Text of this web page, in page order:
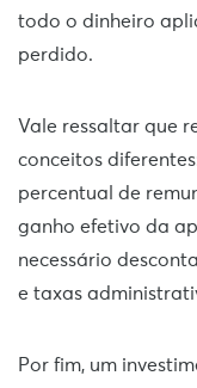
todo o dinheiro
perdido.
Vale ressaltar que
conceitos
percentual de
ganho efetivo da
necessário
e taxas
Por fim, um